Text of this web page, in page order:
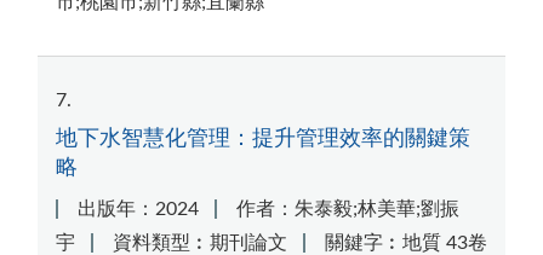
7
地下水智慧化管理：提升管理效率的關鍵策
略
出版年：2024
作者：朱泰毅;林美華;劉振
宇
資料類型︰期刊論文
關鍵字︰地質 43卷